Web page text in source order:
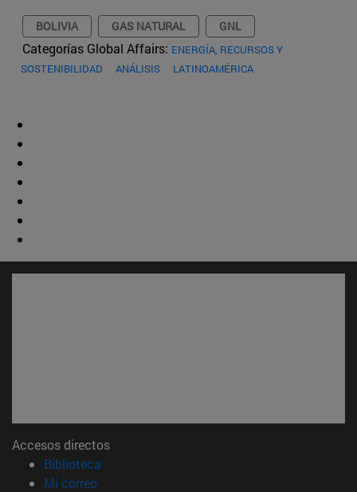
BOLIVIA GAS NATURAL GNL
Categorías Global Affairs: ENERGÍA, RECURSOS Y
SOSTENIBILIDAD
ANÁLISIS LATINOAMÉRICA
Accesos directos
Biblioteca
Mi correo(abre en nueva ventana)